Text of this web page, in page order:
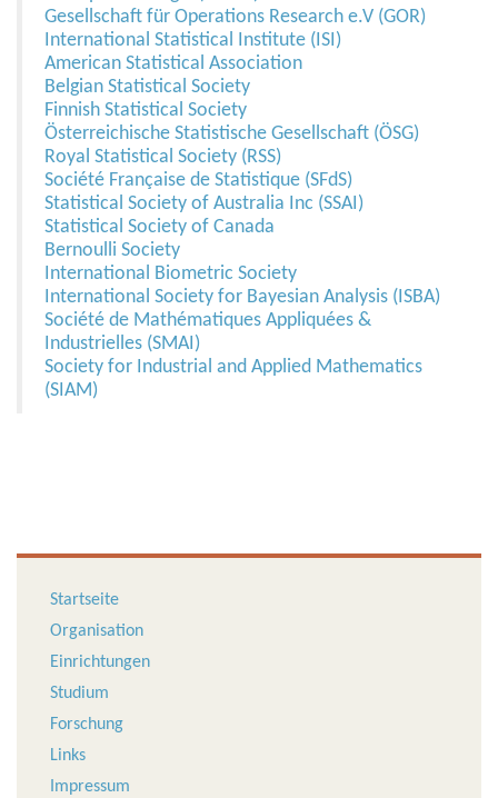
Gesellschaft für Operations Research e.V (GOR)
International Statistical Institute (ISI)
American Statistical Association
Belgian Statistical Society
Finnish Statistical Society
Österreichische Statistische Gesellschaft (ÖSG)
Royal Statistical Society (RSS)
Société Française de Statistique (SFdS)
Statistical Society of Australia Inc (SSAI)
Statistical Society of Canada
Bernoulli Society
International Biometric Society
International Society for Bayesian Analysis (ISBA)
Société de Mathématiques Appliquées &
Industrielles (SMAI)
Society for Industrial and Applied Mathematics
(SIAM)
Startseite
Organisation
Einrichtungen
Studium
Forschung
Links
Impressum